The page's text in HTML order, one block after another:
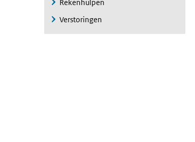
Rekenhulpen
Verstoringen